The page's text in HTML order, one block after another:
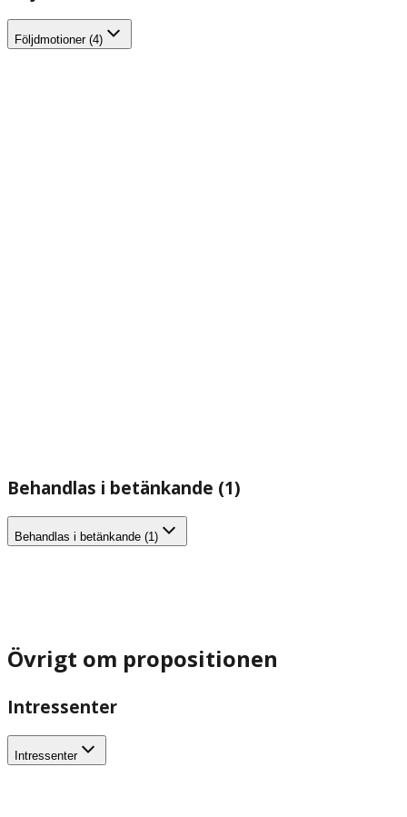
Följdmotioner (4)
Behandlas i betänkande (1)
Behandlas i betänkande (1)
Övrigt om propositionen
Intressenter
Intressenter